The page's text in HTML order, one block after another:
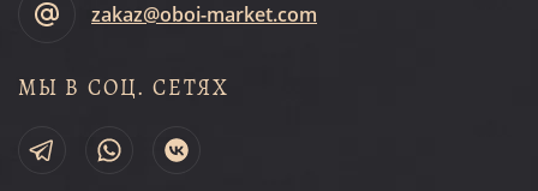
zakaz@oboi-market.com
МЫ В СОЦ. СЕТЯХ